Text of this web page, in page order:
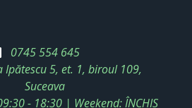
0745 554 645
Ipătescu 5, et. 1, biroul 109,
Suceava
- 18:30 | Weekend: ÎNCHIS